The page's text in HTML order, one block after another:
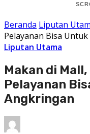
Beranda Liputan
Pelayanan Bisa
Liputan Utama
Makan di
Pelayanan
Angkringan